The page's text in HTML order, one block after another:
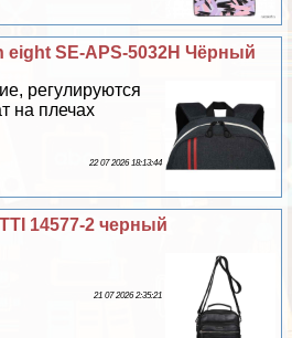
SE-APS-5032H Чёрный
регулируются
на плечах
22 07 2026 18:13:44
14577-2 черный
21 07 2026 2:35:21